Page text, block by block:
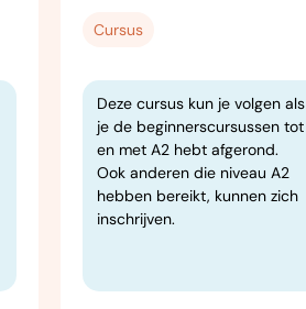
Cursus
Deze cursus kun je volgen als
je de beginnerscursussen tot
en met A2 hebt afgerond.
Ook anderen die niveau A2
hebben bereikt, kunnen zich
inschrijven.